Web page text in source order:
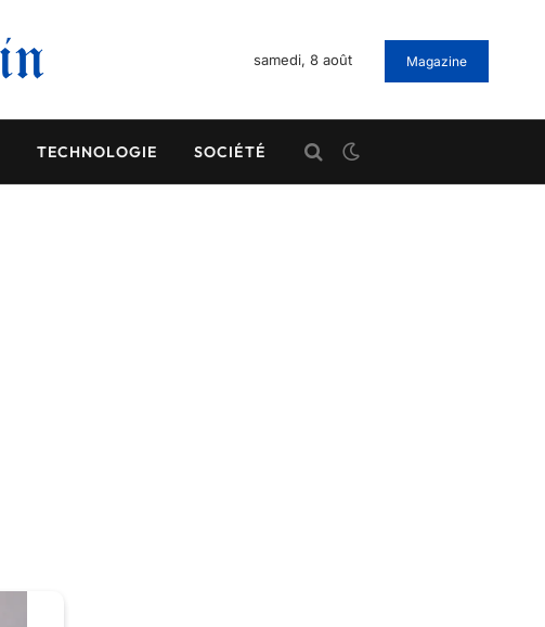
samedi, 8 août Magazine
TECHNOLOGIE SOCIÉTÉ